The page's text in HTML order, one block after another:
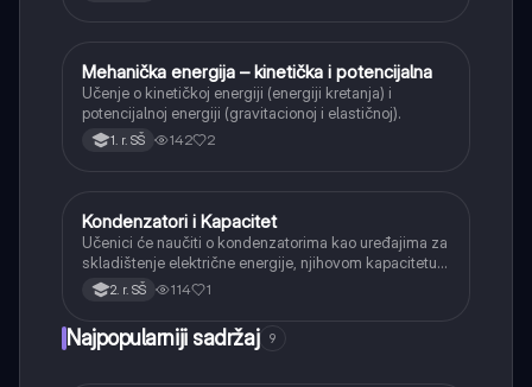
Fizika
Mehanička energija – kinetička i potencijalna
Učenje o kinetičkoj energiji (energiji kretanja) i
potencijalnoj energiji (gravitacionoj i elastičnoj).
1. r. SŠ 142 2
Fizika
Kondenzatori i Kapacitet
Učenici će naučiti o kondenzatorima kao uređajima za
skladištenje električne energije, njihovom kapacitetu i
načinima vezivanja (serijski i paralelno).
2. r. SŠ 114 1
Najpopularniji sadržaj 9